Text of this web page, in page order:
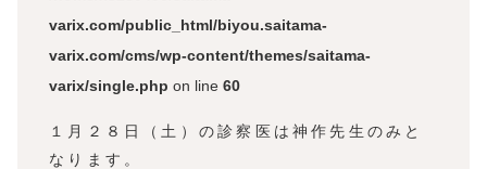
varix.com/public_html/biyou.saitama-
varix.com/cms/wp-content/themes/saitama-
varix/single.php on line60
１月２８日（土）の診察医は神作先生のみと
なります。